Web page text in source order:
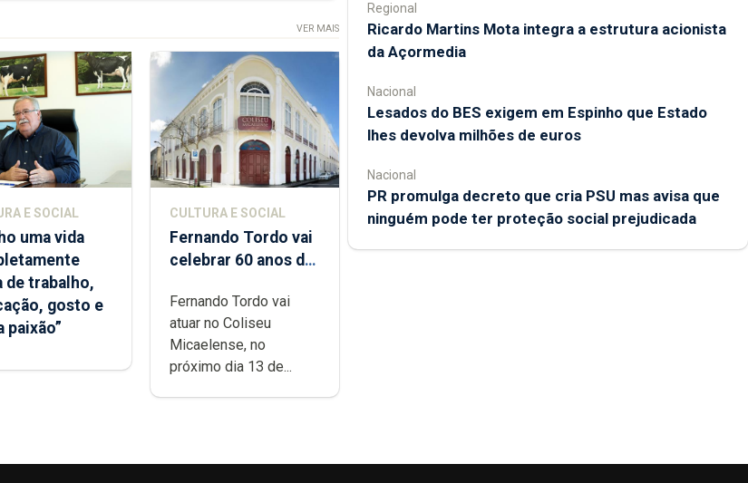
VER MAIS
E SOCIAL
uma vida
de trabalho,
gosto e
paixão”
CULTURA E SOCIAL
Fernando Tordo vai
celebrar 60 anos de
Micaelense
Fernando Tordo vai
atuar no Coliseu
Micaelense, no
próximo dia 13 de...
Regional
Ricardo Martins Mota integra a estrutura acionista
da Açormedia
Nacional
Lesados do BES exigem em Espinho que Estado
lhes devolva milhões de euros
Nacional
PR promulga decreto que cria PSU mas avisa que
ninguém pode ter proteção social prejudicada